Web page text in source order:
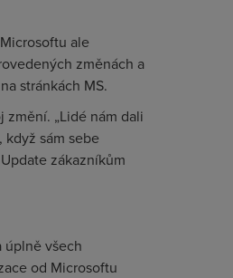
ale
změnách a
stránkách MS.
„Lidé nám dali
sám sebe
zákazníkům
úplně všech
od Microsoftu